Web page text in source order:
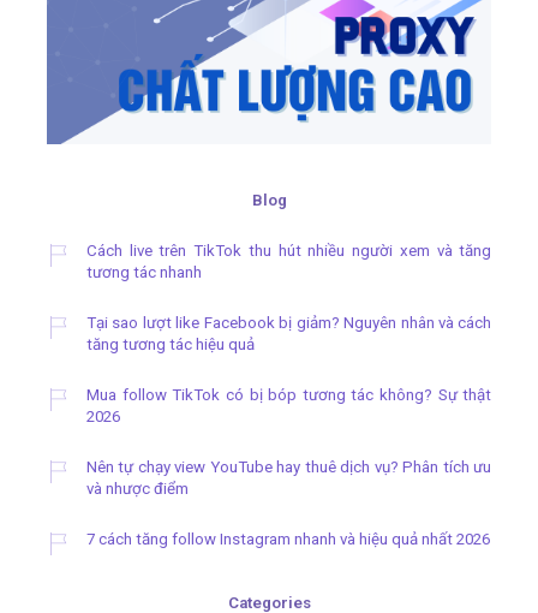
Blog
Cách live trên TikTok thu hút nhiều người xem và tăng
tương tác nhanh
Tại sao lượt like Facebook bị giảm? Nguyên nhân và cách
tăng tương tác hiệu quả
Mua follow TikTok có bị bóp tương tác không? Sự thật
2026
Nên tự chạy view YouTube hay thuê dịch vụ? Phân tích ưu
và nhược điểm
7 cách tăng follow Instagram nhanh và hiệu quả nhất 2026
Categories